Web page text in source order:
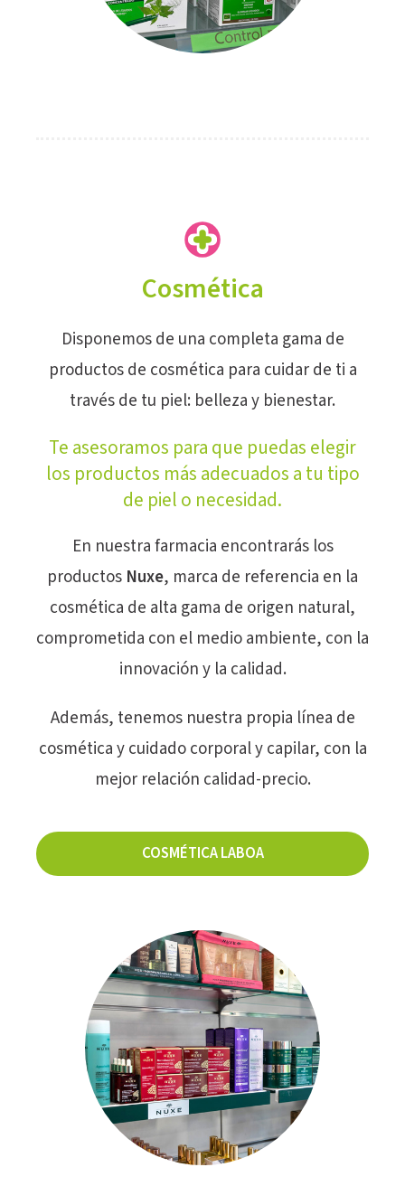
Cosmética
Disponemos de una completa gama de
productos de cosmética para cuidar de ti a
través de tu piel: belleza y bienestar.
Te asesoramos para que puedas elegir
los productos más adecuados a tu tipo
de piel o necesidad.
En nuestra farmacia encontrarás los
productos Nuxe, marca de referencia en la
cosmética de alta gama de origen natural,
comprometida con el medio ambiente, con la
innovación y la calidad.
Además, tenemos nuestra propia línea de
cosmética y cuidado corporal y capilar, con la
mejor relación calidad-precio.
COSMÉTICA LABOA